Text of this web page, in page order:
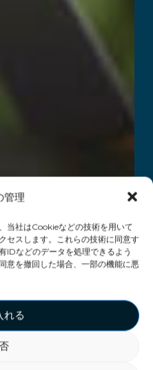
管理
当社はCookieなどの技術を用いて
セスします。これらの技術に同意す
IDなどのデータを処理できるよう
意を撤回した場合、一部の機能に悪
れる